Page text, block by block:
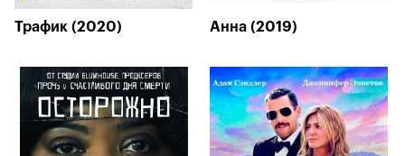
Трафик (2020) Анна (2019)